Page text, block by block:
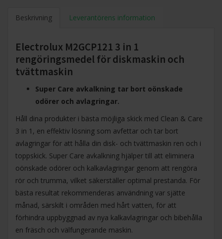
Beskrivning Leverantörens information
Electrolux M2GCP121 3 in 1
rengöringsmedel för diskmaskin och
tvättmaskin
Super Care avkalkning tar bort oönskade
odörer och avlagringar.
Håll dina produkter i bästa möjliga skick med Clean & Care
3 in 1, en effektiv lösning som avfettar och tar bort
avlagringar för att hålla din disk- och tvättmaskin ren och i
toppskick. Super Care avkalkning hjälper till att eliminera
oönskade odörer och kalkavlagringar genom att rengöra
rör och trumma, vilket säkerställer optimal prestanda. För
bästa resultat rekommenderas användning var sjätte
månad, särskilt i områden med hårt vatten, för att
förhindra uppbyggnad av nya kalkavlagringar och bibehålla
en fräsch och välfungerande maskin.